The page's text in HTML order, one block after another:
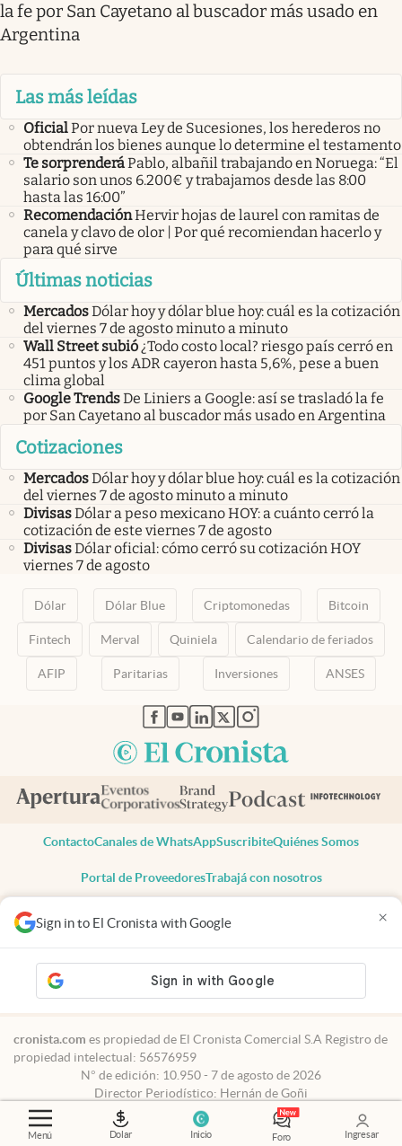
Menú Dolar Inicio Foro Ingresar
Sign in to El Cronista with Google ×
la fe por San Cayetano al buscador más usado en
Argentina
Las más leídas
OficialPor nueva Ley de Sucesiones, los herederos no
obtendrán los bienes aunque lo determine el testamento
Te sorprenderáPablo, albañil trabajando en Noruega: “El
salario son unos 6.200€ y trabajamos desde las 8:00
hasta las 16:00”
RecomendaciónHervir hojas de laurel con ramitas de
canela y clavo de olor | Por qué recomiendan hacerlo y
para qué sirve
Últimas noticias
MercadosDólar hoy y dólar blue hoy: cuál es la cotización
del viernes 7 de agosto minuto a minuto
Wall Street subió¿Todo costo local? riesgo país cerró en
451 puntos y los ADR cayeron hasta 5,6%, pese a buen
clima global
Google TrendsDe Liniers a Google: así se trasladó la fe
por San Cayetano al buscador más usado en Argentina
Cotizaciones
MercadosDólar hoy y dólar blue hoy: cuál es la cotización
del viernes 7 de agosto minuto a minuto
DivisasDólar a peso mexicano HOY: a cuánto cerró la
cotización de este viernes 7 de agosto
DivisasDólar oficial: cómo cerró su cotización HOY
viernes 7 de agosto
Dólar Dólar Blue Criptomonedas Bitcoin
Fintech Merval Quiniela Calendario de feriados
AFIP Paritarias Inversiones ANSES
abre en nueva pestaña
abre en nueva pestaña
abre en nueva pestaña
abre en nueva pestaña
abre en nueva pestaña
ContactoCanales de WhatsAppSuscribiteQuiénes Somos
Portal de ProveedoresTrabajá con nosotros
Todos los derechos reservados
Privacidad
Consentimiento
Tel:+54 11 7078-3270
cronista.com es propiedad de El Cronista Comercial S.A Registro de
propiedad intelectual: 56576959
N° de edición: 10.950 - 7 de agosto de 2026
Director Periodístico: Hernán de Goñi